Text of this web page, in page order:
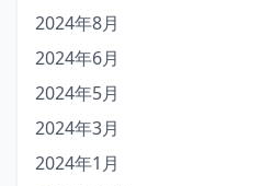
2024年8月
2024年6月
2024年5月
2024年3月
2024年1月